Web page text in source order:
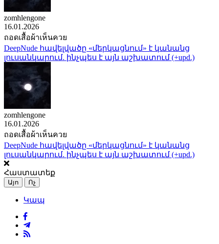
zomhlengone
16.01.2026
ถอดเสื้อผ้าเห็นควย
DeepNude հավելվածը «մերկացնում» է կանանց
լուսանկարում. ինչպես է այն աշխատում (+upd.)
zomhlengone
16.01.2026
ถอดเสื้อผ้าเห็นควย
DeepNude հավելվածը «մերկացնում» է կանանց
լուսանկարում. ինչպես է այն աշխատում (+upd.)
Հաստատեք
Այո Ոչ
Կապ